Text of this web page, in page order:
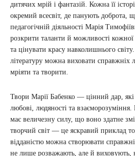
дитячих мрій і фантазій. Кожна її
окремий всесвіт, де панують доброта,
педагогічній діяльності Марія
розкрити таланти й можливості
та цінувати красу навколишнього
літературу можна виховати
мріяти та творити.
Твори Марії Бабенко — цінний дар,
любові, людяності та
має величезну силу, що воно здатне
творчий світ — це яскравий приклад
відданістю можна створювати
не лише розважають, але й виховують,